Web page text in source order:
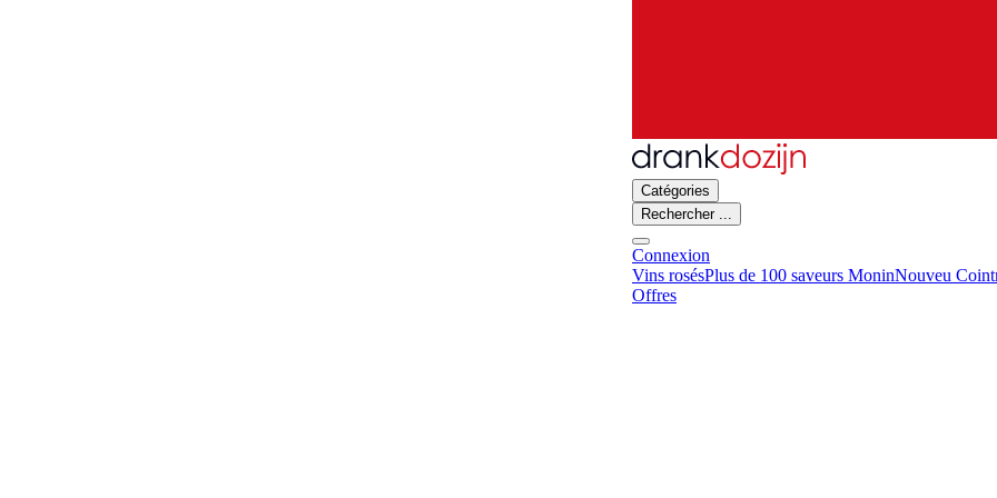
Catégories
Rechercher ...
Connexion
Vins rosésPlus de 100 saveurs MoninNouveu
Offres